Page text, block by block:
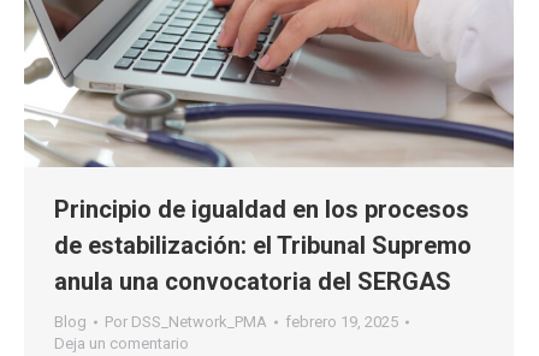
Principio de igualdad en los procesos
de estabilización: el Tribunal Supremo
anula una convocatoria del SERGAS
Blog Por DSS_Network_PMA
febrero 19, 2025
Deja un comentario